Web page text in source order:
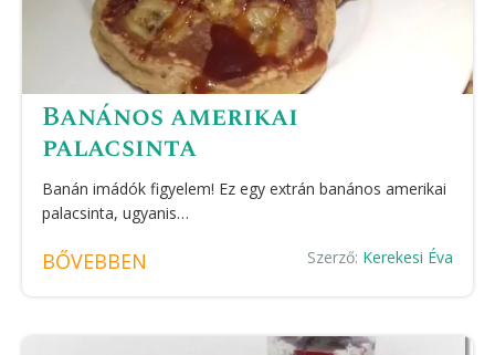
Banános amerikai
palacsinta
Banán imádók figyelem! Ez egy extrán banános amerikai
palacsinta, ugyanis…
BŐVEBBEN Szerző: Kerekesi Éva